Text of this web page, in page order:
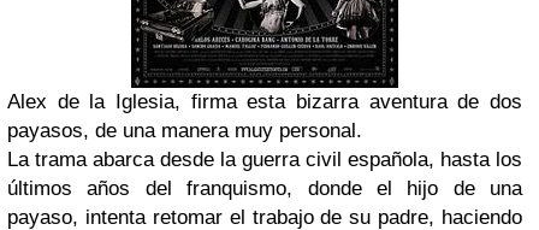
Alex de la Iglesia, firma esta bizarra aventura de dos
payasos, de una manera muy personal.
La trama abarca desde la guerra civil española, hasta los
últimos años del franquismo, donde el hijo de una
payaso, intenta retomar el trabajo de su padre, haciendo